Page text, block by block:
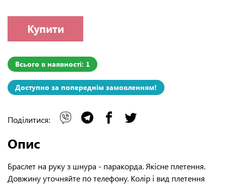
Купити
Всього в наявності: 1
Доступно за попереднім замовленням!
Поділитися:
Опис
Браслет на руку з шнура - паракорда. Якісне плетення.
Довжину уточняйте по телефону. Колір і вид плетення